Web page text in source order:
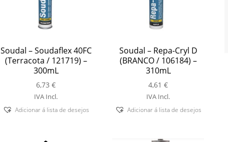
Soudal – Soudaflex 40FC
(Terracota / 121719) –
300mL
6,73€
IVA Incl.
Adicionar á lista de desejos
Soudal – Repa-Cryl D
(BRANCO / 106184) –
310mL
4,61€
IVA Incl.
Adicionar á lista de desejos